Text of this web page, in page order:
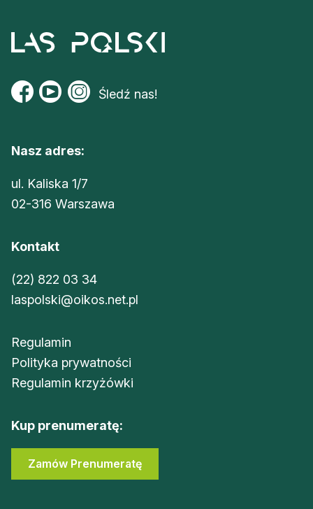
Śledź nas!
Nasz adres:
ul. Kaliska 1/7
02-316 Warszawa
Kontakt
(22) 822 03 34
laspolski@oikos.net.pl
Regulamin
Polityka prywatności
Regulamin krzyżówki
Kup prenumeratę:
Zamów Prenumeratę